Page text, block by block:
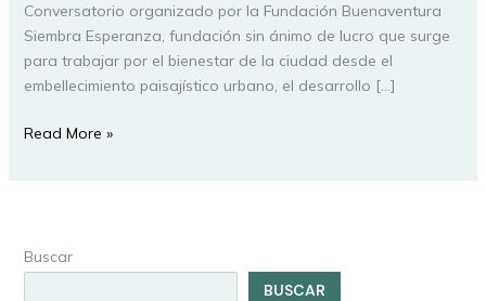
Conversatorio organizado por la Fundación Buenaventura
Siembra Esperanza, fundación sin ánimo de lucro que surge
para trabajar por el bienestar de la ciudad desde el
embellecimiento paisajístico urbano, el desarrollo […]
Read More »
Buscar
BUSCAR